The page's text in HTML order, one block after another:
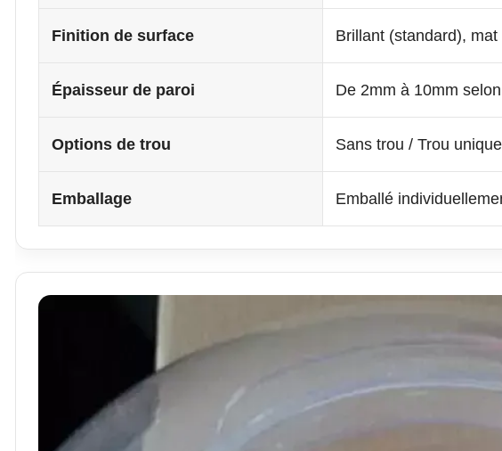
Finition de surface Brillant (standard),
Épaisseur de paroi De 2mm à 10mm
Options de trou Sans trou / Trou
Emballage Emballé